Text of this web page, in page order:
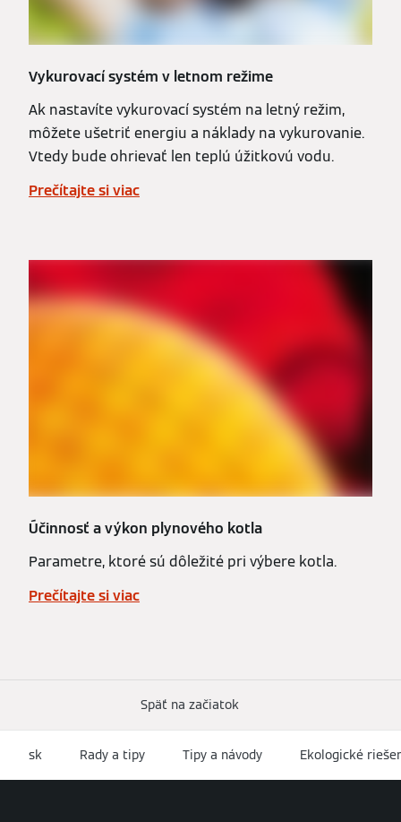
Vykurovací systém v letnom režime
Ak nastavíte vykurovací systém na letný režim,
môžete ušetriť energiu a náklady na vykurovanie.
Vtedy bude ohrievať len teplú úžitkovú vodu.
Prečítajte si viac
Účinnosť a výkon plynového kotla
Parametre, ktoré sú dôležité pri výbere kotla.
Prečítajte si viac
Späť na začiatok
sk Rady a tipy Tipy a návody Ekologické